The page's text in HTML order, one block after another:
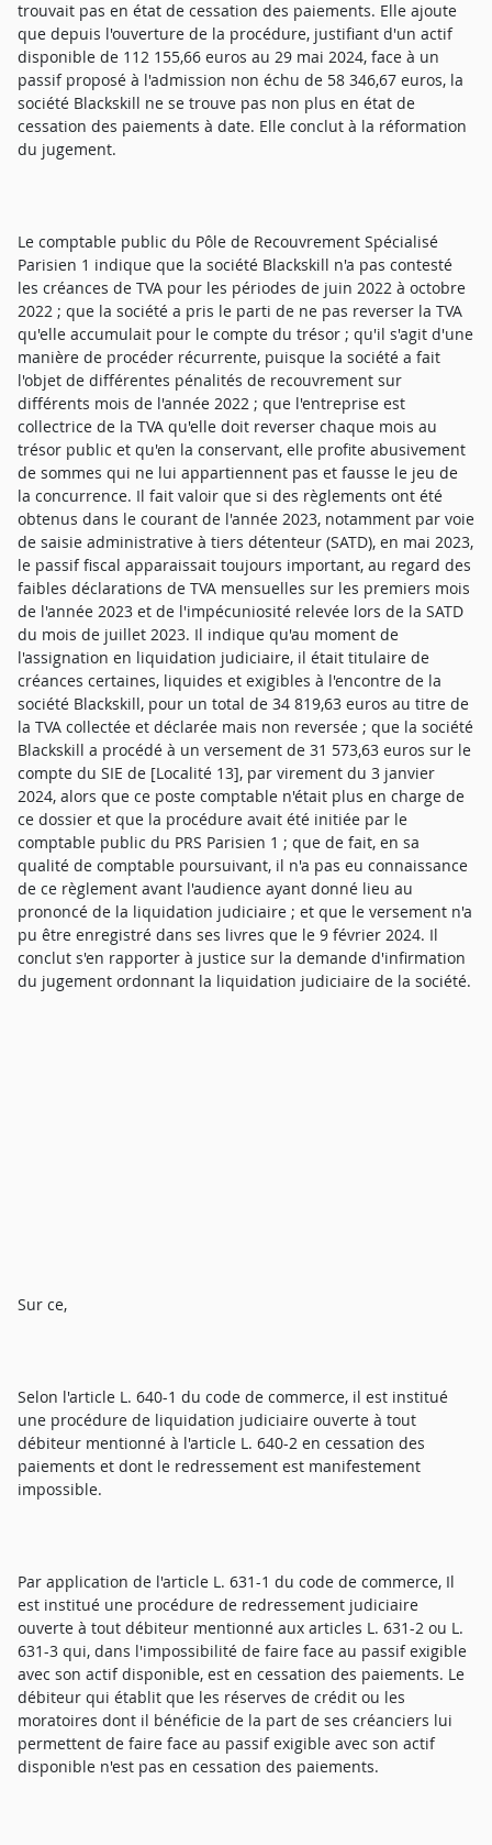
trouvait pas en état de cessation des paiements. Elle ajoute
que depuis l'ouverture de la procédure, justifiant d'un actif
disponible de 112 155,66 euros au 29 mai 2024, face à un
passif proposé à l'admission non échu de 58 346,67 euros, la
société Blackskill ne se trouve pas non plus en état de
cessation des paiements à date. Elle conclut à la réformation
du jugement.
Le comptable public du Pôle de Recouvrement Spécialisé
Parisien 1 indique que la société Blackskill n'a pas contesté
les créances de TVA pour les périodes de juin 2022 à octobre
2022 ; que la société a pris le parti de ne pas reverser la TVA
qu'elle accumulait pour le compte du trésor ; qu'il s'agit d'une
manière de procéder récurrente, puisque la société a fait
l'objet de différentes pénalités de recouvrement sur
différents mois de l'année 2022 ; que l'entreprise est
collectrice de la TVA qu'elle doit reverser chaque mois au
trésor public et qu'en la conservant, elle profite abusivement
de sommes qui ne lui appartiennent pas et fausse le jeu de
la concurrence. Il fait valoir que si des règlements ont été
obtenus dans le courant de l'année 2023, notamment par voie
de saisie administrative à tiers détenteur (SATD), en mai 2023,
le passif fiscal apparaissait toujours important, au regard des
faibles déclarations de TVA mensuelles sur les premiers mois
de l'année 2023 et de l'impécuniosité relevée lors de la SATD
du mois de juillet 2023. Il indique qu'au moment de
l'assignation en liquidation judiciaire, il était titulaire de
créances certaines, liquides et exigibles à l'encontre de la
société Blackskill, pour un total de 34 819,63 euros au titre de
la TVA collectée et déclarée mais non reversée ; que la société
Blackskill a procédé à un versement de 31 573,63 euros sur le
compte du SIE de [Localité 13], par virement du 3 janvier
2024, alors que ce poste comptable n'était plus en charge de
ce dossier et que la procédure avait été initiée par le
comptable public du PRS Parisien 1 ; que de fait, en sa
qualité de comptable poursuivant, il n'a pas eu connaissance
de ce règlement avant l'audience ayant donné lieu au
prononcé de la liquidation judiciaire ; et que le versement n'a
pu être enregistré dans ses livres que le 9 février 2024. Il
conclut s'en rapporter à justice sur la demande d'infirmation
du jugement ordonnant la liquidation judiciaire de la société.
Sur ce,
Selon l'article L. 640-1 du code de commerce, il est institué
une procédure de liquidation judiciaire ouverte à tout
débiteur mentionné à l'article L. 640-2 en cessation des
paiements et dont le redressement est manifestement
impossible.
Par application de l'article L. 631-1 du code de commerce, Il
est institué une procédure de redressement judiciaire
ouverte à tout débiteur mentionné aux articles L. 631-2 ou L.
631-3 qui, dans l'impossibilité de faire face au passif exigible
avec son actif disponible, est en cessation des paiements. Le
débiteur qui établit que les réserves de crédit ou les
moratoires dont il bénéficie de la part de ses créanciers lui
permettent de faire face au passif exigible avec son actif
disponible n'est pas en cessation des paiements.